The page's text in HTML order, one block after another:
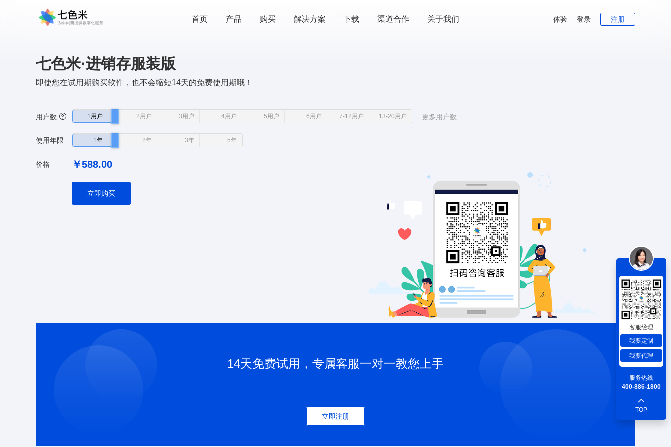
首页 产品 购买 解决方案 下载 渠道合作 关于我们 体验 登录 注册
七色米·进销存服装版
即使您在试用期购买软件，也不会缩短14天的免费使用期哦！
用户数 1用户 2用户 3用户 4用户 5用户 6用户 7-12用户 13-20用户
1用户 2用户 3用户 4用户 5用户 6用户 7-12用户 13-20用户 更多用户数
使用年限 1年 2年 3年 5年
1年 2年 3年 5年
价格 ￥588.00
立即购买
14天免费试用，专属客服一对一教您上手
立即注册
客服经理
我要定制
我要代理
服务热线
400-886-1800
TOP